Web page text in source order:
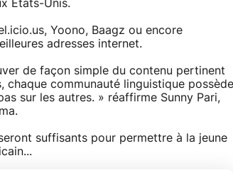
Etats-Unis.
Yoono, Baagz ou encore
adresses internet.
de façon simple du contenu pertinent
chaque communauté linguistique possède
sur les autres. » réaffirme Sunny Pari,
suffisants pour permettre à la jeune